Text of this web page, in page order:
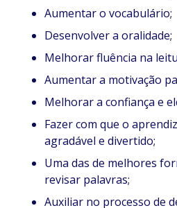
Aumentar o vocabulário;
Desenvolver a oralidade;
Melhorar fluência na
Aumentar a motivação
Melhorar a confiança e
Fazer com que o
agradável e divertido;
Uma das de melhores
revisar palavras;
Auxiliar no processo de